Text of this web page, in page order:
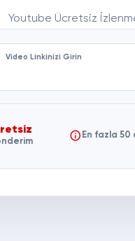
Youtube Ücretsiz
Video Linkinizi Girin
En fazla